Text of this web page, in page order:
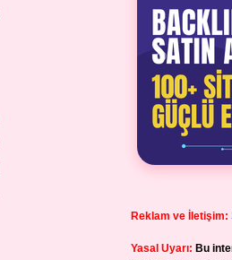
Reklam ve İletişim:
Yasal Uyarı: Bu